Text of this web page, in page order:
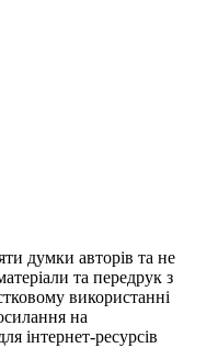
думки авторів та не
та передрук з
використанні
на
інтернет-ресурсів